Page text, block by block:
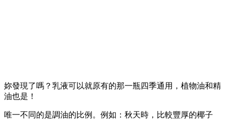
妳發現了嗎？乳液可以就原有的那一瓶四季通用，植物油和精
油也是！
唯一不同的是調油的比例。例如：秋天時，比較豐厚的椰子